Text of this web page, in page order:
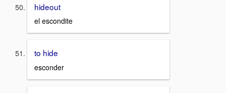
hideout
el escondite
to hide
esconder